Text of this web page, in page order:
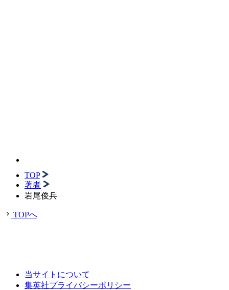
TOP
著者
岩尾俊兵
TOPへ
当サイトについて
集英社プライバシーポリシー